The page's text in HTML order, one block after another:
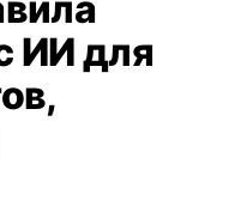
ИИ для